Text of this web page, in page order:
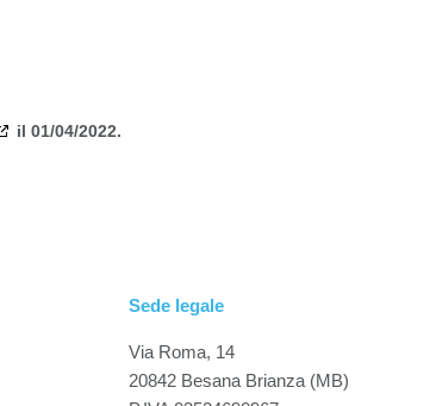
il 01/04/2022.
Sede legale
Via Roma, 14
20842 Besana Brianza (MB)